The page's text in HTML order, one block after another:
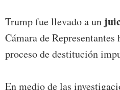
Trump fue llevado a un
Cámara de Representantes
proceso de destitución
En medio de las